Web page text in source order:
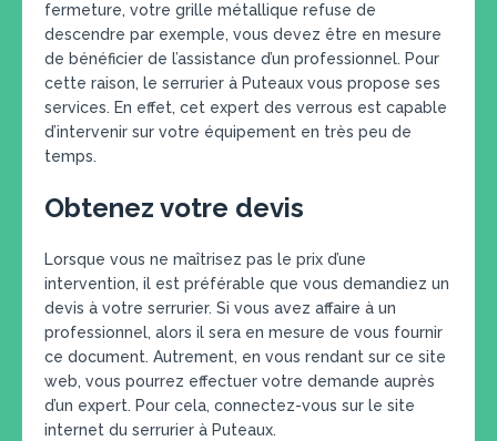
fermeture, votre grille métallique refuse de
descendre par exemple, vous devez être en mesure
de bénéficier de l’assistance d’un professionnel. Pour
cette raison, le serrurier à Puteaux vous propose ses
services. En effet, cet expert des verrous est capable
d’intervenir sur votre équipement en très peu de
temps.
Obtenez votre devis
Lorsque vous ne maîtrisez pas le prix d’une
intervention, il est préférable que vous demandiez un
devis à votre serrurier. Si vous avez affaire à un
professionnel, alors il sera en mesure de vous fournir
ce document. Autrement, en vous rendant sur ce site
web, vous pourrez effectuer votre demande auprès
d’un expert. Pour cela, connectez-vous sur le site
internet du serrurier à Puteaux.